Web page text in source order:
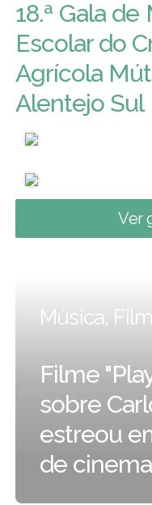
18.ª Gala
Escolar do
Agrícola
Alentejo Sul
Ver
Música,
Filme
sobre
estreou
de cinema